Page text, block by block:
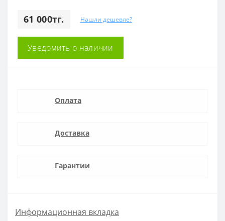
61 000тг. Нашли дешевле?
Уведомить о наличии
Оплата
Доставка
Гарантии
Информационная вкладка